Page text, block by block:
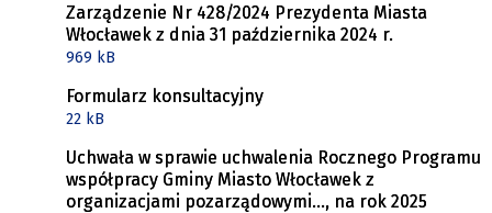
Zarządzenie Nr 428/2024 Prezydenta Miasta
Włocławek z dnia 31 października 2024 r.
969 kB
Formularz konsultacyjny
22 kB
Uchwała w sprawie uchwalenia Rocznego Programu
współpracy Gminy Miasto Włocławek z
organizacjami pozarządowymi…, na rok 2025